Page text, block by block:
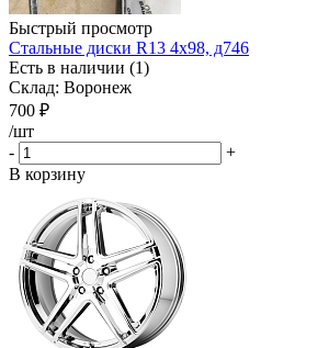
Быстрый просмотр
Стальные диски R13 4x98, д746
Есть в наличии (1)
Склад: Воронеж
700 ₽
/шт
-
+
В корзину